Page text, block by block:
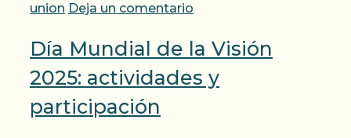
union Deja un comentario
Día Mundial de la Visión
2025: actividades y
participación